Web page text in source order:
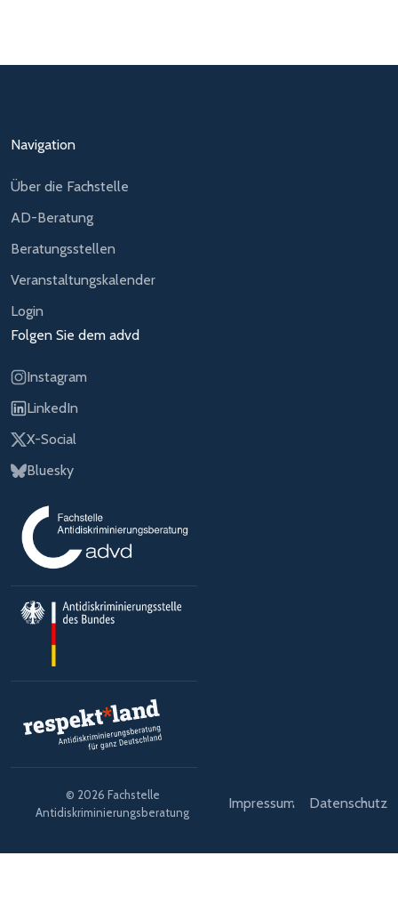
Navigation
Über die Fachstelle
AD-Beratung
Beratungsstellen
Veranstaltungskalender
Login
Folgen Sie dem advd
Instagram
LinkedIn
X-Social
Bluesky
© 2026 Fachstelle
Antidiskriminierungsberatung
Impressum Datenschutz